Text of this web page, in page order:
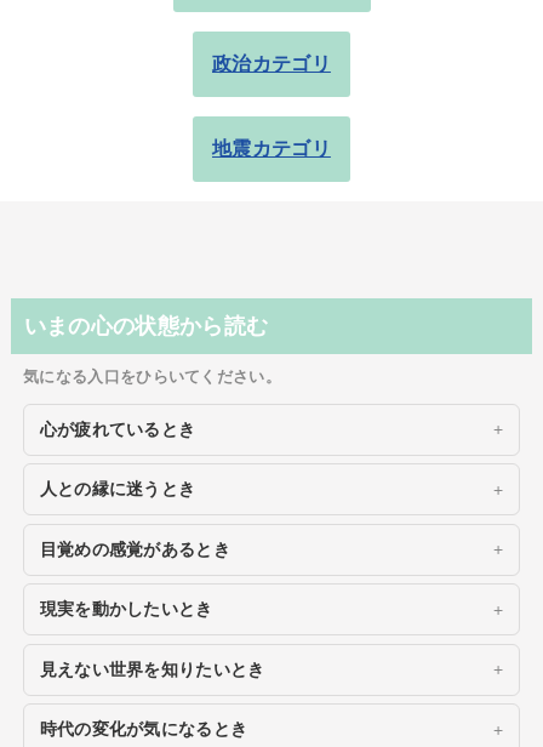
政治カテゴリ
地震カテゴリ
いまの心の状態から読む
気になる入口をひらいてください。
心が疲れているとき
人との縁に迷うとき
目覚めの感覚があるとき
現実を動かしたいとき
見えない世界を知りたいとき
時代の変化が気になるとき